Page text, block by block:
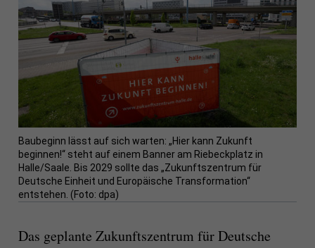
Baubeginn lässt auf sich warten: „Hier kann Zukunft
beginnen!“ steht auf einem Banner am Riebeckplatz in
Halle/Saale. Bis 2029 sollte das „Zukunftszentrum für
Deutsche Einheit und Europäische Transformation“
entstehen. (Foto: dpa)
Das geplante Zukunftszentrum für Deutsche